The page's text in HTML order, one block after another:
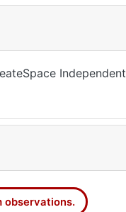
Independent
observations.